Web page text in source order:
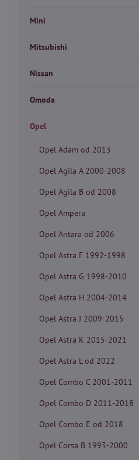
Mini
Mitsubishi
Nissan
Omoda
Opel
Opel Adam od 2013
Opel Agila A 2000-2008
Opel Agila B od 2008
Opel Ampera
Opel Antara od 2006
Opel Astra F 1992-1998
Opel Astra G 1998-2010
Opel Astra H 2004-2014
Opel Astra J 2009-2015
Opel Astra K 2015-2021
Opel Astra L od 2022
Opel Combo C 2001-2011
Opel Combo D 2011-2018
Opel Combo E od 2018
Opel Corsa B 1993-2000